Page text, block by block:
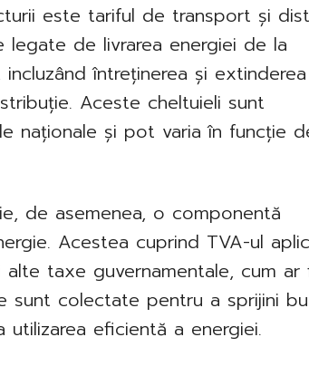
este tariful de transport și
legate de livrarea energiei de la
întreținerea și extinderea
Aceste cheltuieli sunt
naționale și pot varia în funcție
de asemenea, o componentă
Acestea cuprind TVA-ul
taxe guvernamentale, cum ar
sunt colectate pentru a sprijini
eficientă a energiei.